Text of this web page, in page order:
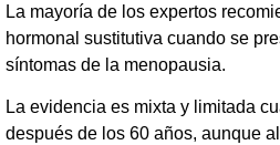
La mayoría de los expertos
hormonal sustitutiva cuando se
síntomas de la menopausia.
La evidencia es mixta y limitada
después de los 60 años, aunque